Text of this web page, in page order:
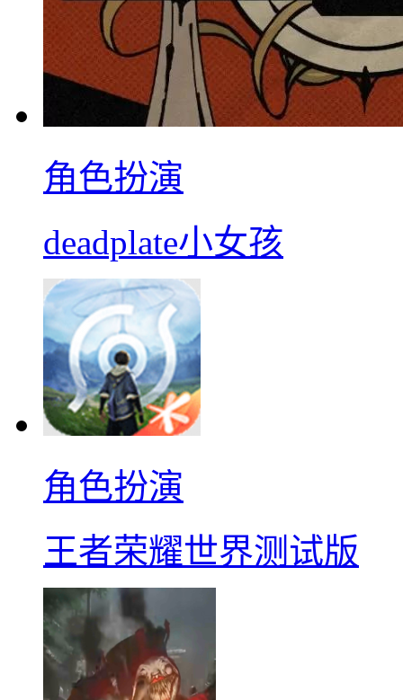
角色扮演
deadplate小女孩
角色扮演
王者荣耀世界测试版